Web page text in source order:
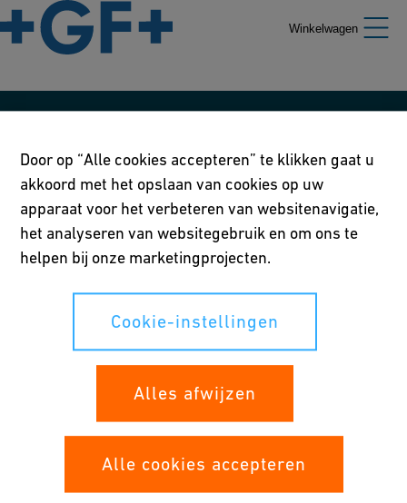
Winkelwagen
Gebruiksvoorwaarden
Privacy verklaring
Cookie-instellingen
Uw rechten
Bescherming persoonsgegevens
Door op “Alle cookies accepteren” te klikken gaat u
akkoord met het opslaan van cookies op uw
apparaat voor het verbeteren van websitenavigatie,
het analyseren van websitegebruik en om ons te
helpen bij onze marketingprojecten.
Cookie-instellingen
Alles afwijzen
Alle cookies accepteren